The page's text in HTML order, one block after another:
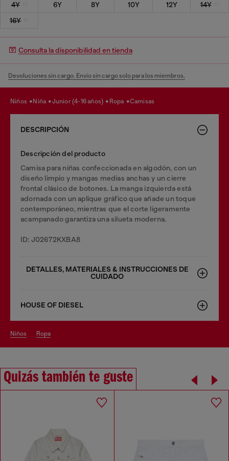
4Y 6Y 8Y 10Y 12Y
14Y
16Y
Consulta la disponibilidad en tienda
Devoluciones sin cargo. Envío sin cargo solo para los miembros.
niños niña junior (4-16 años) ropa camisas
DESCRIPCIÓN
Descripción del producto
Camisa para niñas confeccionada en algodón, con un
diseño limpio y mangas medias anchas y un cierre
frontal clásico de botones. La manga izquierda está
adornada con un aplique gráfico que añade un toque
contemporáneo, mientras que el corte ligeramente
acampanado garantiza una silueta moderna.
ID: J02672KXBA8
DETALLES, MATERIALES & INSTRUCCIONES DE
CUIDADO
HOUSE OF DIESEL
niños ropa
Quizás también te guste